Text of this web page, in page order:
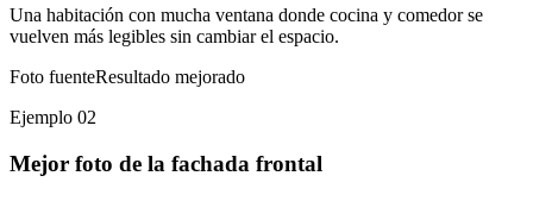
Una habitación con mucha ventana donde cocina y comedor se
vuelven más legibles sin cambiar el espacio.
Foto fuenteResultado mejorado
Ejemplo 02
Mejor foto de la fachada frontal